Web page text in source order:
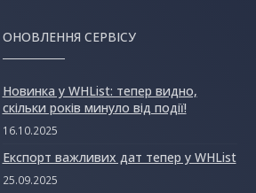
ОНОВЛЕННЯ СЕРВІСУ
Новинка у WHList: тепер видно,
скільки років минуло від події!
16.10.2025
Експорт важливих дат тепер у WHList
25.09.2025